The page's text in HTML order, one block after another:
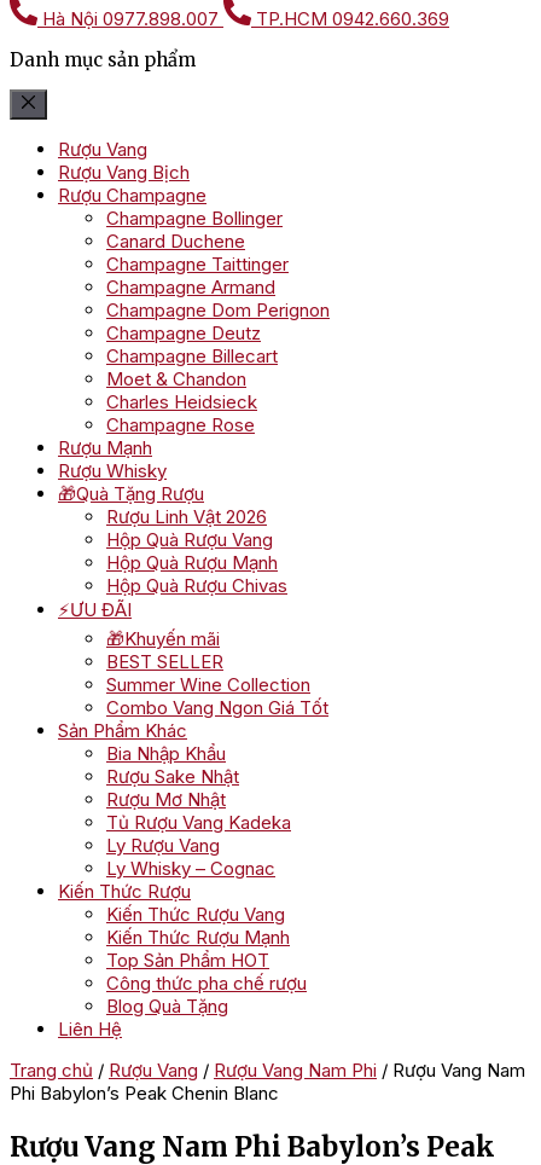
Hà Nội 0977.898.007 TP.HCM 0942.660.369
Danh mục sản phẩm
Rượu Vang
Rượu Vang Bịch
Rượu Champagne
Champagne Bollinger
Canard Duchene
Champagne Taittinger
Champagne Armand
Champagne Dom Perignon
Champagne Deutz
Champagne Billecart
Moet & Chandon
Charles Heidsieck
Champagne Rose
Rượu Mạnh
Rượu Whisky
🎁Quà Tặng Rượu
Rượu Linh Vật 2026
Hộp Quà Rượu Vang
Hộp Quà Rượu Mạnh
Hộp Quà Rượu Chivas
⚡ƯU ĐÃI
🎁Khuyến mãi
BEST SELLER
Summer Wine Collection
Combo Vang Ngon Giá Tốt
Sản Phẩm Khác
Bia Nhập Khẩu
Rượu Sake Nhật
Rượu Mơ Nhật
Tủ Rượu Vang Kadeka
Ly Rượu Vang
Ly Whisky – Cognac
Kiến Thức Rượu
Kiến Thức Rượu Vang
Kiến Thức Rượu Mạnh
Top Sản Phẩm HOT
Công thức pha chế rượu
Blog Quà Tặng
Liên Hệ
Trang chủ / Rượu Vang / Rượu Vang Nam Phi / Rượu Vang Nam
Phi Babylon’s Peak Chenin Blanc
Rượu Vang Nam Phi Babylon’s Peak